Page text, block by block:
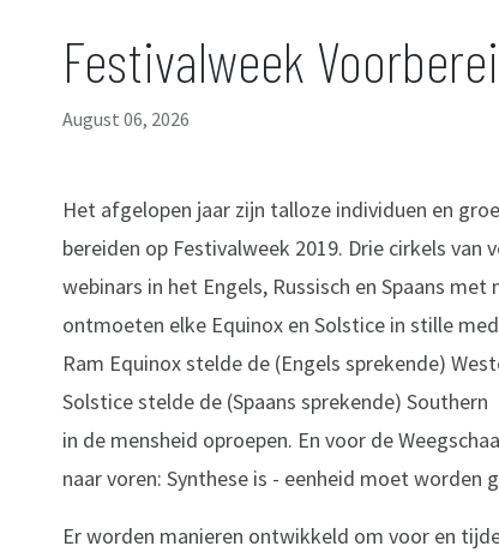
Festivalweek
August 06, 2026
Het afgelopen jaar zijn talloze individuen en
bereiden op Festivalweek 2019. Drie cirkels
webinars in het Engels, Russisch en Spaans
ontmoeten elke Equinox en Solstice in stille
Ram Equinox stelde de (Engels sprekende)
Solstice stelde de (Spaans sprekende)
in de mensheid oproepen. En voor de
naar voren: Synthese is - eenheid moet worden
Er worden manieren ontwikkeld om voor en